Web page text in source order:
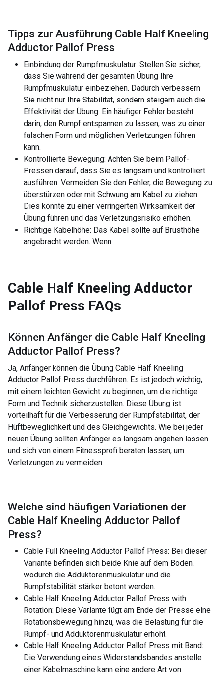
Tipps zur Ausführung Cable Half Kneeling
Adductor Pallof Press
Einbindung der Rumpfmuskulatur: Stellen Sie sicher,
dass Sie während der gesamten Übung Ihre
Rumpfmuskulatur einbeziehen. Dadurch verbessern
Sie nicht nur Ihre Stabilität, sondern steigern auch die
Effektivität der Übung. Ein häufiger Fehler besteht
darin, den Rumpf entspannen zu lassen, was zu einer
falschen Form und möglichen Verletzungen führen
kann.
Kontrollierte Bewegung: Achten Sie beim Pallof-
Pressen darauf, dass Sie es langsam und kontrolliert
ausführen. Vermeiden Sie den Fehler, die Bewegung zu
überstürzen oder mit Schwung am Kabel zu ziehen.
Dies könnte zu einer verringerten Wirksamkeit der
Übung führen und das Verletzungsrisiko erhöhen.
Richtige Kabelhöhe: Das Kabel sollte auf Brusthöhe
angebracht werden. Wenn
Cable Half Kneeling Adductor
Pallof Press FAQs
Können Anfänger die Cable Half Kneeling
Adductor Pallof Press?
Ja, Anfänger können die Übung Cable Half Kneeling
Adductor Pallof Press durchführen. Es ist jedoch wichtig,
mit einem leichten Gewicht zu beginnen, um die richtige
Form und Technik sicherzustellen. Diese Übung ist
vorteilhaft für die Verbesserung der Rumpfstabilität, der
Hüftbeweglichkeit und des Gleichgewichts. Wie bei jeder
neuen Übung sollten Anfänger es langsam angehen lassen
und sich von einem Fitnessprofi beraten lassen, um
Verletzungen zu vermeiden.
Welche sind häufigen Variationen der
Cable Half Kneeling Adductor Pallof
Press?
Cable Full Kneeling Adductor Pallof Press: Bei dieser
Variante befinden sich beide Knie auf dem Boden,
wodurch die Adduktorenmuskulatur und die
Rumpfstabilität stärker betont werden.
Cable Half Kneeling Adductor Pallof Press with
Rotation: Diese Variante fügt am Ende der Presse eine
Rotationsbewegung hinzu, was die Belastung für die
Rumpf- und Adduktorenmuskulatur erhöht.
Cable Half Kneeling Adductor Pallof Press mit Band:
Die Verwendung eines Widerstandsbandes anstelle
einer Kabelmaschine kann eine andere Art von